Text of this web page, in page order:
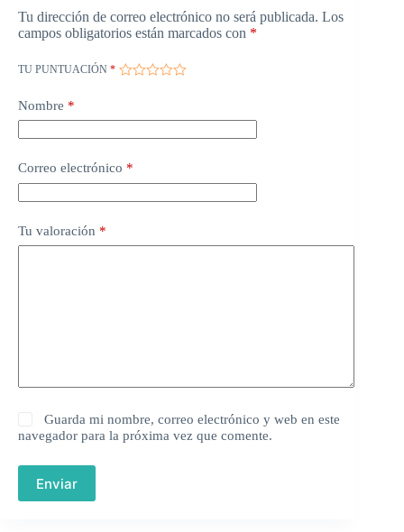
Tu dirección de correo electrónico no será publicada. Los
campos obligatorios están marcados con *
TU PUNTUACIÓN *
Nombre *
Correo electrónico *
Tu valoración *
Guarda mi nombre, correo electrónico y web en este
navegador para la próxima vez que comente.
Enviar